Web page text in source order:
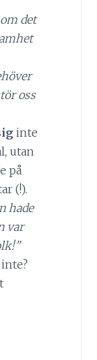
det
oss
inte
utan
på
(!).
hade
var